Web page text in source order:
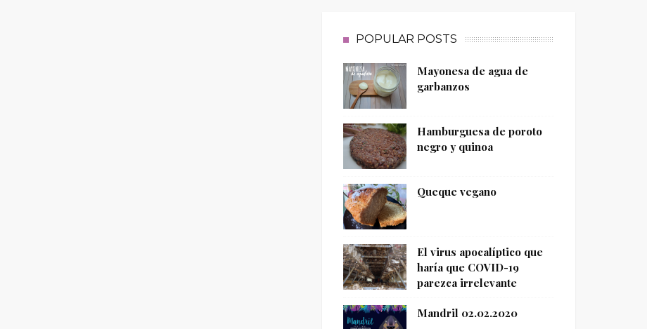
POPULAR POSTS
Mayonesa de agua de
garbanzos
Hamburguesa de poroto
negro y quinoa
Queque vegano
El virus apocalíptico que
haría que COVID-19
parezca irrelevante
Mandril 02.02.2020